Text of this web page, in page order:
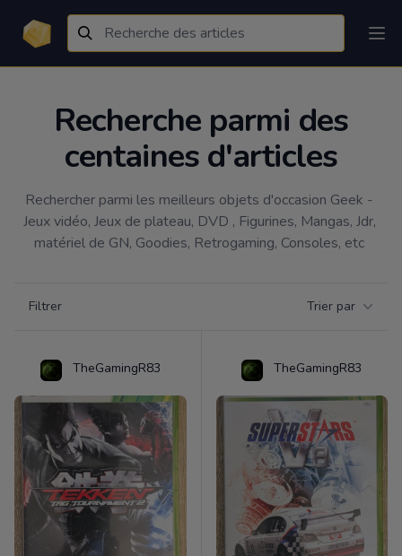
Recherche parmi des
centaines d'articles
Rechercher parmi les meilleurs objets d'occasion Geek -
Jeux vidéo, Jeux de plateau, DVD , Figurines, Mangas, Jdr,
matériel de GN, Goodies, Retrogaming, Consoles, etc
Filtrer Trier par
TheGamingR83 TheGamingR83